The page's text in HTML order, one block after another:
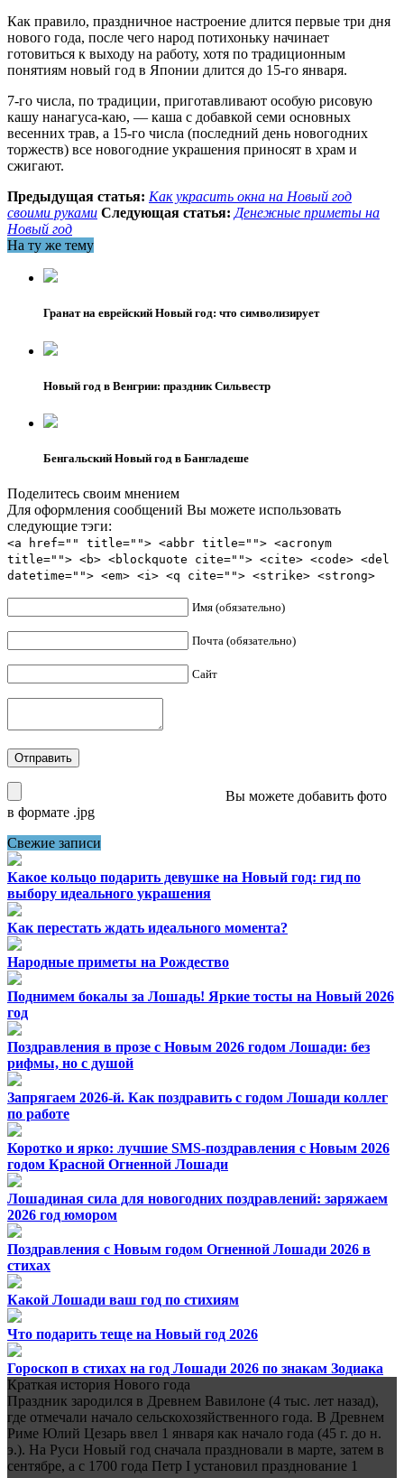
Как правило, праздничное настроение длится первые три дня
нового года, после чего народ потихоньку начинает
готовиться к выходу на работу, хотя по традиционным
понятиям новый год в Японии длится до 15-го января.
7-го числа, по традиции, приготавливают особую рисовую
кашу нанагуса-каю, — каша с добавкой семи основных
весенних трав, а 15-го числа (последний день новогодних
торжеств) все новогодние украшения приносят в храм и
сжигают.
Предыдущая статья: Как украсить окна на Новый год
своими руками Следующая статья: Денежные приметы на
Новый год
На ту же тему
Гранат на еврейский Новый год: что символизирует
Новый год в Венгрии: праздник Сильвестр
Бенгальский Новый год в Бангладеше
Поделитесь своим мнением
Для оформления сообщений Вы можете использовать
следующие тэги:
<a href="" title=""> <abbr title=""> <acronym
title=""> <b> <blockquote cite=""> <cite> <code> <del
datetime=""> <em> <i> <q cite=""> <strike> <strong>
Имя (обязательно)
Почта (обязательно)
Сайт
Вы можете добавить фото
в формате .jpg
Свежие записи
Какое кольцо подарить девушке на Новый год: гид по
выбору идеального украшения
Как перестать ждать идеального момента?
Народные приметы на Рождество
Поднимем бокалы за Лошадь! Яркие тосты на Новый 2026
год
Поздравления в прозе с Новым 2026 годом Лошади: без
рифмы, но с душой
Запрягаем 2026-й. Как поздравить с годом Лошади коллег
по работе
Коротко и ярко: лучшие SMS-поздравления с Новым 2026
годом Красной Огненной Лошади
Лошадиная сила для новогодних поздравлений: заряжаем
2026 год юмором
Поздравления с Новым годом Огненной Лошади 2026 в
стихах
Какой Лошади ваш год по стихиям
Что подарить теще на Новый год 2026
Гороскоп в стихах на год Лошади 2026 по знакам Зодиака
Краткая история Нового года
Праздник зародился в Древнем Вавилоне (4 тыс. лет назад),
где отмечали начало сельскохозяйственного года. В Древнем
Риме Юлий Цезарь ввел 1 января как начало года (45 г. до н.
э.). На Руси Новый год сначала праздновали в марте, затем в
сентябре, а с 1700 года Петр I установил празднование 1